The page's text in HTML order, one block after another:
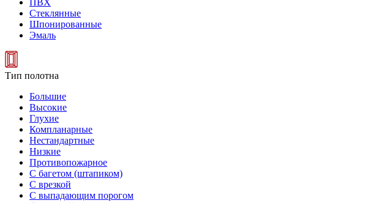
ПВХ
Стеклянные
Шпонированные
Эмаль
Тип полотна
Большие
Высокие
Глухие
Компланарные
Нестандартные
Низкие
Противопожарное
С багетом (штапиком)
С врезкой
С выпадающим порогом